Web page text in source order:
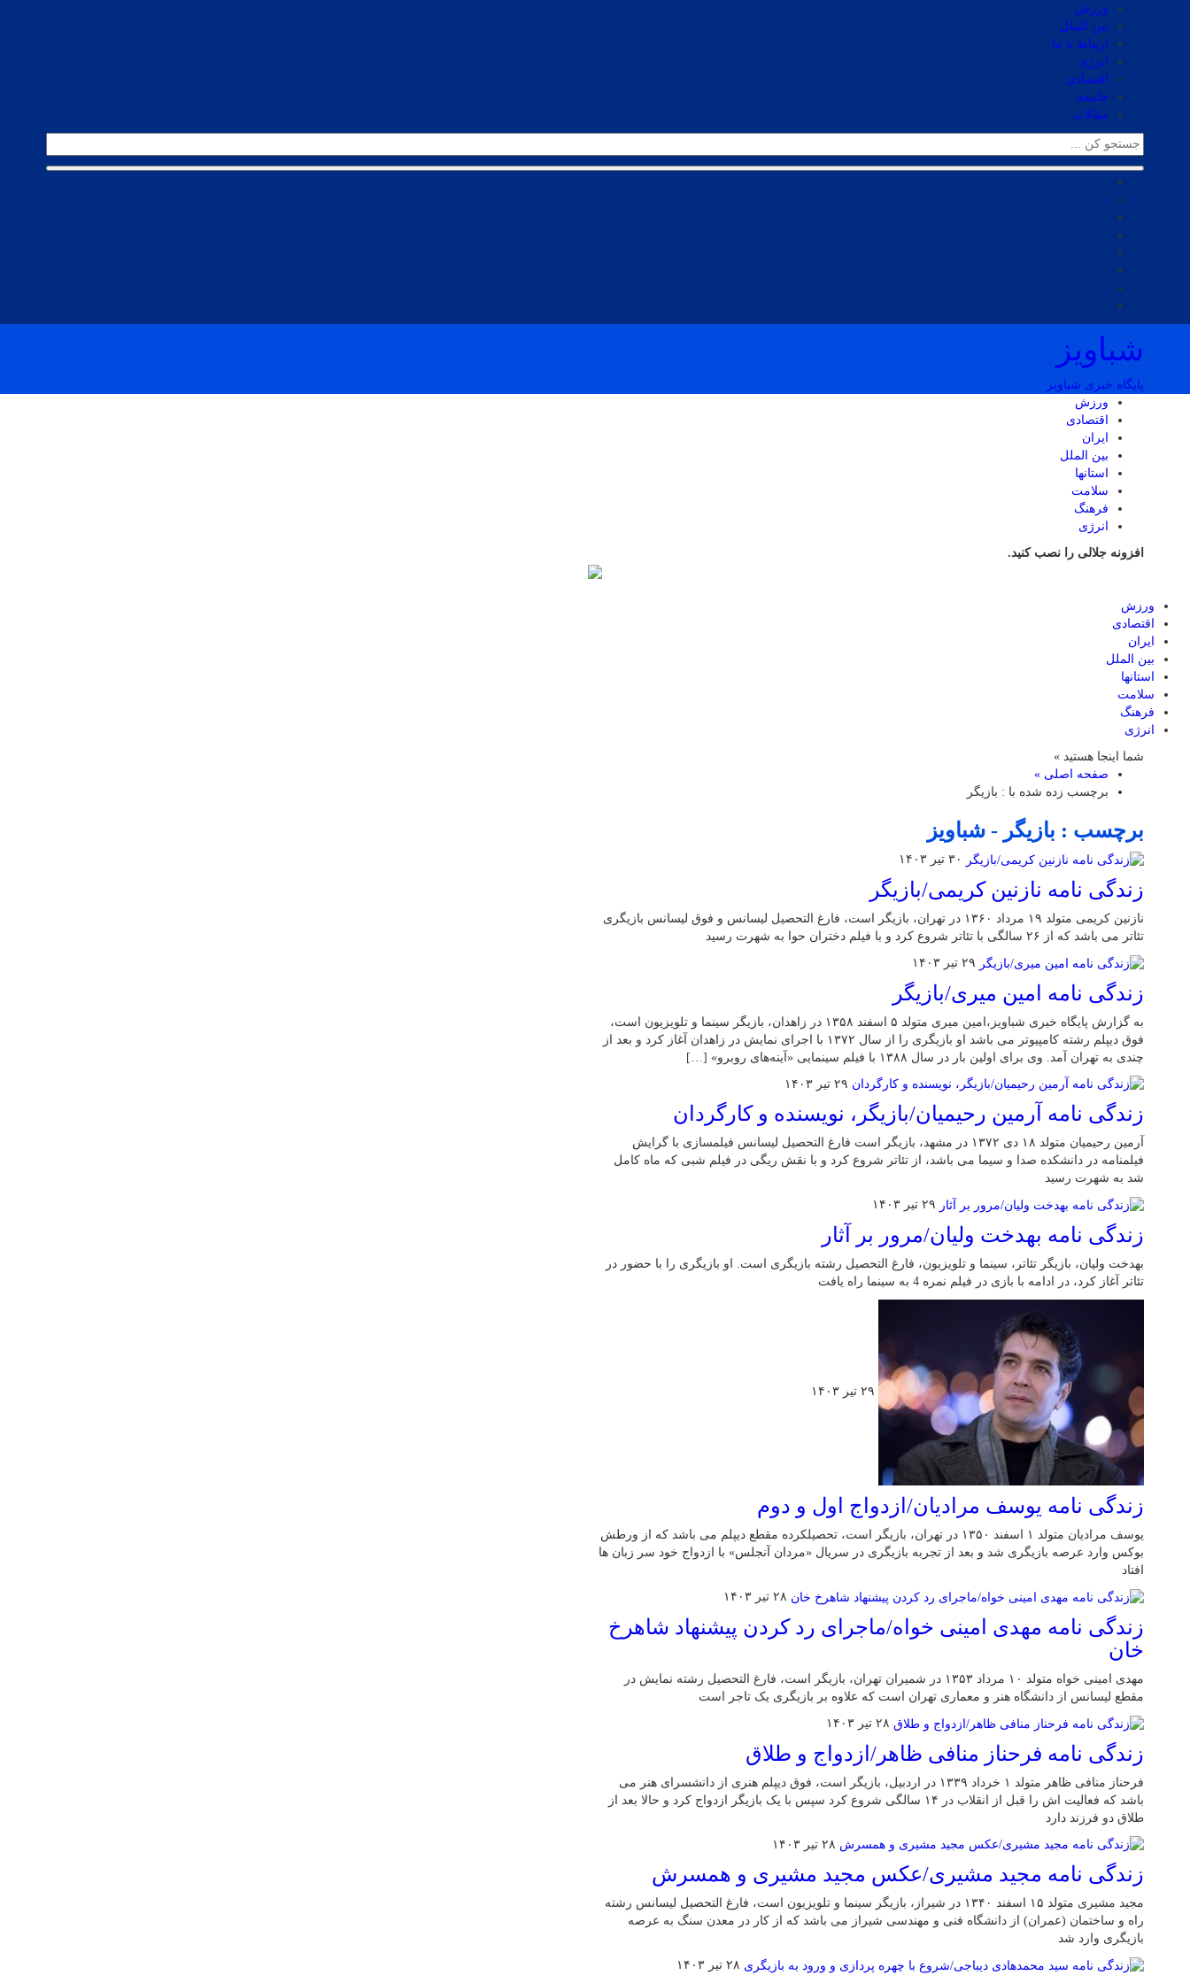
ورزش
بین الملل
ارتباط با ما
انرژی
اقتصادی
جامعه
مقالات
شباویز
پایگاه خبری شباویز
ورزش
اقتصادی
ایران
بین الملل
استانها
سلامت
فرهنگ
انرژی
افزونه جلالی را نصب کنید.
ورزش
اقتصادی
ایران
بین الملل
استانها
سلامت
فرهنگ
انرژی
شما اینجا هستید »
صفحه اصلی »
برچسب زده شده با : بازیگر
برچسب : بازیگر - شباویز
۳۰ تیر ۱۴۰۳
زندگی نامه نازنین کریمی/بازیگر
نازنین کریمی متولد ۱۹ مرداد ۱۳۶۰ در تهران، بازیگر است، فارغ التحصیل لیسانس و فوق لیسانس بازیگری
تئاتر می باشد که از ۲۶ سالگی با تئاتر شروع کرد و با فیلم دختران حوا به شهرت رسید
۲۹ تیر ۱۴۰۳
زندگی نامه امین میری/بازیگر
به گزارش پایگاه خبری شباویز،امین میری متولد ۵ اسفند ۱۳۵۸ در زاهدان، بازیگر سینما و تلویزیون است،
فوق دیپلم رشته کامپیوتر می باشد او بازیگری را از سال ۱۳۷۲ با اجرای نمایش در زاهدان آغاز کرد و بعد از
چندی به تهران آمد. وی برای اولین بار در سال ۱۳۸۸ با فیلم سینمایی «آینه‌های روبرو» […]
۲۹ تیر ۱۴۰۳
زندگی نامه آرمین رحیمیان/بازیگر، نویسنده و کارگردان
آرمین رحیمیان متولد ۱۸ دی ۱۳۷۲ در مشهد، بازیگر است فارغ التحصیل لیسانس فیلمسازی با گرایش
فیلمنامه در دانشکده صدا و سیما می باشد، از تئاتر شروع کرد و با نقش ریگی در فیلم شبی که ماه کامل
شد به شهرت رسید
۲۹ تیر ۱۴۰۳
زندگی نامه بهدخت ولیان/مرور بر آثار
بهدخت ولیان، بازیگر تئاتر، سینما و تلویزیون، فارغ التحصیل رشته بازیگری است. او بازیگری را با حضور در
تئاتر آغاز کرد، در ادامه با بازی در فیلم نمره 4 به سینما راه یافت
۲۹ تیر ۱۴۰۳
زندگی نامه یوسف مرادیان/ازدواج اول و دوم
یوسف مرادیان متولد ۱ اسفند ۱۳۵۰ در تهران، بازیگر است، تحصیلکرده مقطع دیپلم می باشد که از ورطش
بوکس وارد عرصه بازیگری شد و بعد از تجربه بازیگری در سریال «مردان آنجلس» با ازدواج خود سر زبان ها
افتاد
۲۸ تیر ۱۴۰۳
زندگی نامه مهدی امینی خواه/ماجرای رد کردن پیشنهاد شاهرخ
خان
مهدی امینی خواه متولد ۱۰ مرداد ۱۳۵۳ در شمیران تهران، بازیگر است، فارغ التحصیل رشته نمایش در
مقطع لیسانس از دانشگاه هنر و معماری تهران است که علاوه بر بازیگری یک تاجر است
۲۸ تیر ۱۴۰۳
زندگی نامه فرحناز منافی ظاهر/ازدواج و طلاق
فرحناز منافی ظاهر متولد ۱ خرداد ۱۳۳۹ در اردبیل، بازیگر است، فوق دیپلم هنری از دانشسرای هنر می
باشد که فعالیت اش را قبل از انقلاب در ۱۴ سالگی شروع کرد سپس با یک بازیگر ازدواج کرد و حالا بعد از
طلاق دو فرزند دارد
۲۸ تیر ۱۴۰۳
زندگی نامه مجید مشیری/عکس مجید مشیری و همسرش
مجید مشیری متولد ۱۵ اسفند ۱۳۴۰ در شیراز، بازیگر سینما و تلویزیون است، فارغ التحصیل لیسانس رشته
راه و ساختمان (عمران) از دانشگاه فنی و مهندسی شیراز می باشد که از کار در معدن سنگ به عرصه
بازیگری وارد شد
۲۸ تیر ۱۴۰۳